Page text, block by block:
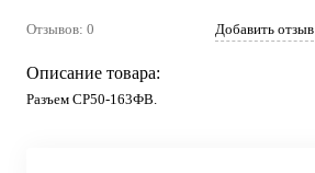
Отзывов: 0 Добавить отзыв
Описание товара:
Разъем СР50-163ФВ.